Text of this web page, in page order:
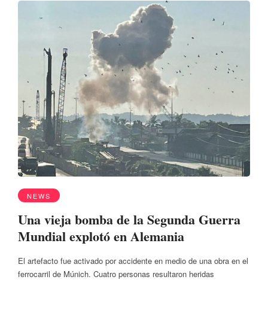
NEWS
Una vieja bomba de la Segunda Guerra
Mundial explotó en Alemania
El artefacto fue activado por accidente en medio de una obra en el
ferrocarril de Múnich. Cuatro personas resultaron heridas